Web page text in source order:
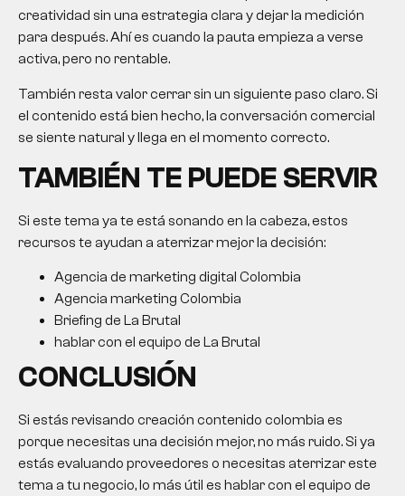
creatividad sin una estrategia clara y dejar la medición
para después. Ahí es cuando la pauta empieza a verse
activa, pero no rentable.
También resta valor cerrar sin un siguiente paso claro. Si
el contenido está bien hecho, la conversación comercial
se siente natural y llega en el momento correcto.
TAMBIÉN TE PUEDE SERVIR
Si este tema ya te está sonando en la cabeza, estos
recursos te ayudan a aterrizar mejor la decisión:
Agencia de marketing digital Colombia
Agencia marketing Colombia
Briefing de La Brutal
hablar con el equipo de La Brutal
CONCLUSIÓN
Si estás revisando creación contenido colombia es
porque necesitas una decisión mejor, no más ruido. Si ya
estás evaluando proveedores o necesitas aterrizar este
tema a tu negocio, lo más útil es hablar con el equipo de